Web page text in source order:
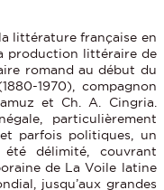
littérature française en
production littéraire de
romand au début du
1970), compagnon
et Ch. A. Cingria.
particulièrement
parfois politiques, un
délimité, couvrant
de La Voile latine
jusqu’aux grandes